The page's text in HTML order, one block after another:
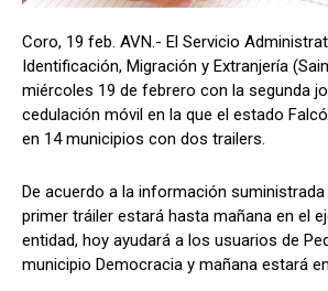
Coro, 19 feb. AVN.- El Servicio
Identificación, Migración y Extranjería
miércoles 19 de febrero con la segunda
cedulación móvil en la que el estado
en 14 municipios con dos trailers.
De acuerdo a la información
primer tráiler estará hasta mañana en el
entidad, hoy ayudará a los usuarios de
municipio Democracia y mañana estará